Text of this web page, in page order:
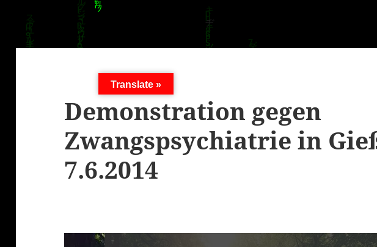
Demonstration gegen
Zwangspsychiatrie in
7.6.2014
Translate »